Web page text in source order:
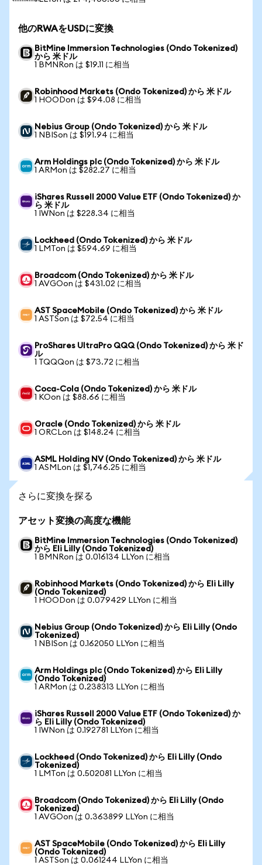
他のRWAをUSDに変換
BitMine Immersion Technologies (Ondo Tokenized)
から 米ドル
1 BMNRon は $19.11 に相当
Robinhood Markets (Ondo Tokenized) から 米ドル
1 HOODon は $94.08 に相当
Nebius Group (Ondo Tokenized) から 米ドル
1 NBISon は $191.94 に相当
Arm Holdings plc (Ondo Tokenized) から 米ドル
1 ARMon は $282.27 に相当
iShares Russell 2000 Value ETF (Ondo Tokenized) か
ら 米ドル
1 IWNon は $228.34 に相当
Lockheed (Ondo Tokenized) から 米ドル
1 LMTon は $594.69 に相当
Broadcom (Ondo Tokenized) から 米ドル
1 AVGOon は $431.02 に相当
AST SpaceMobile (Ondo Tokenized) から 米ドル
1 ASTSon は $72.54 に相当
ProShares UltraPro QQQ (Ondo Tokenized) から 米ド
ル
1 TQQQon は $73.72 に相当
Coca-Cola (Ondo Tokenized) から 米ドル
1 KOon は $88.66 に相当
Oracle (Ondo Tokenized) から 米ドル
1 ORCLon は $148.24 に相当
ASML Holding NV (Ondo Tokenized) から 米ドル
1 ASMLon は $1,746.25 に相当
さらに変換を探る
アセット変換の高度な機能
BitMine Immersion Technologies (Ondo Tokenized)
から Eli Lilly (Ondo Tokenized)
1 BMNRon は 0.016134 LLYon に相当
Robinhood Markets (Ondo Tokenized) から Eli Lilly
(Ondo Tokenized)
1 HOODon は 0.079429 LLYon に相当
Nebius Group (Ondo Tokenized) から Eli Lilly (Ondo
Tokenized)
1 NBISon は 0.162050 LLYon に相当
Arm Holdings plc (Ondo Tokenized) から Eli Lilly
(Ondo Tokenized)
1 ARMon は 0.238313 LLYon に相当
iShares Russell 2000 Value ETF (Ondo Tokenized) か
ら Eli Lilly (Ondo Tokenized)
1 IWNon は 0.192781 LLYon に相当
Lockheed (Ondo Tokenized) から Eli Lilly (Ondo
Tokenized)
1 LMTon は 0.502081 LLYon に相当
Broadcom (Ondo Tokenized) から Eli Lilly (Ondo
Tokenized)
1 AVGOon は 0.363899 LLYon に相当
AST SpaceMobile (Ondo Tokenized) から Eli Lilly
(Ondo Tokenized)
1 ASTSon は 0.061244 LLYon に相当